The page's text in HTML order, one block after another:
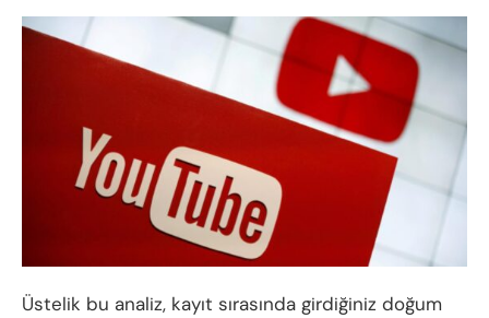
Üstelik bu analiz, kayıt sırasında girdiğiniz doğum